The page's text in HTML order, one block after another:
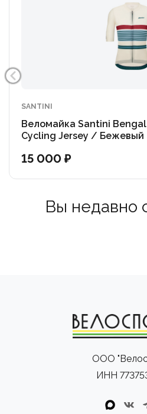
SANTINI
Веломайка Santini Bengal
Cycling Jersey / Бежевый
15 000 ₽
Вы недавно
ООО
ИНН